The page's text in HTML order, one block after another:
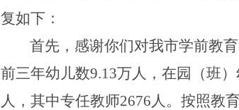
复如下：
首先， 感谢你们对我市学前教
前三年幼儿数9.13万人， 在园（班
人，其中专任教师2676人 。 按照教